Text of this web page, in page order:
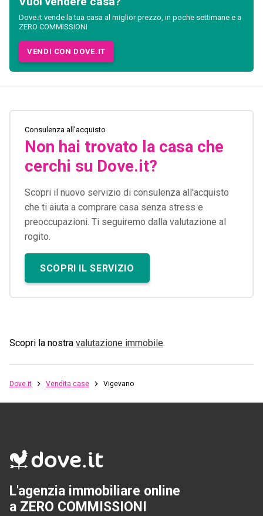
Dove.it vende la tua casa al miglior prezzo, in poche settimane e a
ZERO COMMISSIONI
VENDI CON DOVE.IT
Consulenza all'acquisto
Non hai trovato la casa che
cerchi su Dove.it?
Scopri il nuovo servizio di consulenza all'acquisto
che ti aiuta a comprare casa senza stress e
preoccupazioni. Ti seguiremo dalla valutazione al
rogito.
SCOPRI IL SERVIZIO
Scopri la nostra valutazione immobile.
Dove.it Vendita case Vigevano
L'agenzia immobiliare online
a ZERO COMMISSIONI